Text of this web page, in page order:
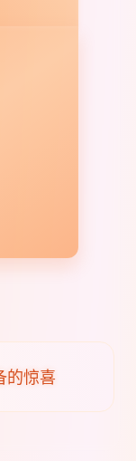
的惊喜